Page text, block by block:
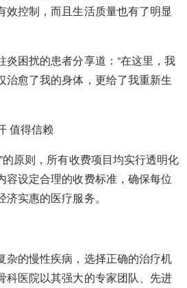
效控制，而且生活质量也有了明显
炎困扰的患者分享道：“在这里，我
治愈了我的身体，更给了我重新生
值得信赖
的原则，所有收费项目均实行透明化
容设定合理的收费标准，确保每位
实惠的医疗服务。
杂的慢性疾病，选择正确的治疗机
科医院以其强大的专家团队、先进